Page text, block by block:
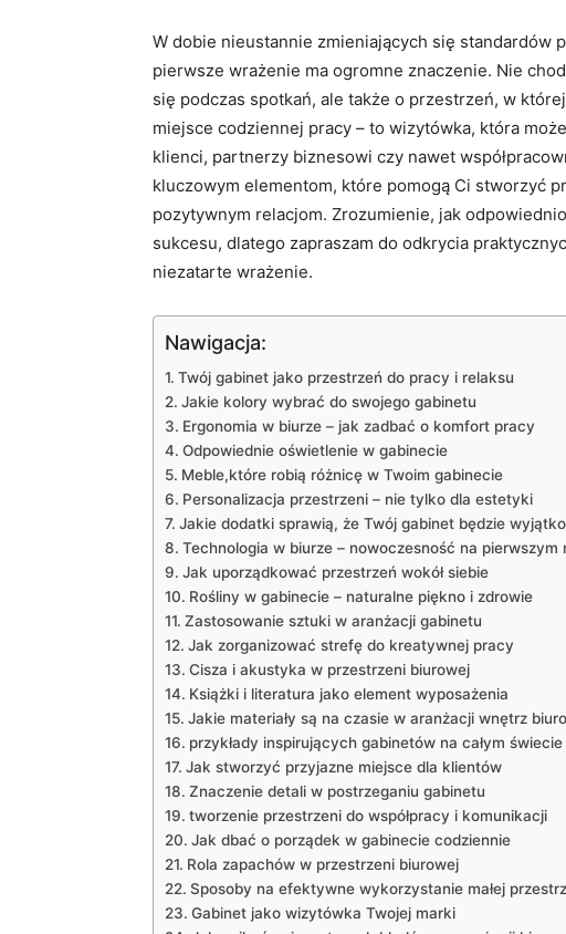
W dobie nieustannie zmieniających ‍się standardów
pierwsze⁢ wrażenie ma ⁢ogromne‍ znaczenie. Nie
‌się podczas ⁣spotkań, ale‌ także o przestrzeń, w
⁢miejsce codziennej pracy – to ⁤wizytówka, która
‌klienci, partnerzy biznesowi czy nawet
kluczowym elementom, które‍ pomogą Ci ⁢stworzyć
pozytywnym ‌relacjom. Zrozumienie, jak
sukcesu,⁢ dlatego zapraszam do odkrycia
⁤niezatarte‌ wrażenie.
Nawigacja:
Twój gabinet jako przestrzeń do pracy i relaksu
Jakie kolory wybrać do swojego​ gabinetu
Ergonomia w biurze ⁤–⁣ jak zadbać o komfort pracy
Odpowiednie oświetlenie w gabinecie
Meble,które‍ robią różnicę w Twoim ‌gabinecie
Personalizacja przestrzeni – ‍nie ⁤tylko dla estetyki
Jakie dodatki⁣ sprawią, że Twój gabinet będzie
Technologia w biurze‌ – nowoczesność na pierwszym
Jak uporządkować ​przestrzeń wokół siebie
Rośliny w ⁤gabinecie – naturalne piękno i zdrowie
Zastosowanie​ sztuki‌ w aranżacji‌ gabinetu
Jak zorganizować strefę do‍ kreatywnej pracy
Cisza i akustyka w przestrzeni biurowej
Książki i literatura jako element ​wyposażenia
Jakie materiały są na czasie w aranżacji wnętrz
przykłady inspirujących⁣ gabinetów na całym świecie
Jak stworzyć przyjazne miejsce dla klientów
Znaczenie detali w postrzeganiu gabinetu
tworzenie przestrzeni do ‌współpracy i komunikacji
Jak ‍dbać o‍ porządek w ⁤gabinecie‌ codziennie
Rola zapachów w przestrzeni​ biurowej
Sposoby na⁢ efektywne wykorzystanie małej
Gabinet jako wizytówka Twojej marki